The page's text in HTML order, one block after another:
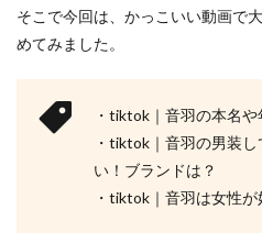
そこで今回は、かっこいい動画で
めてみました。
・tiktok｜音羽の本名や
・tiktok｜音羽の男装
い！ブランドは？
・tiktok｜音羽は女性